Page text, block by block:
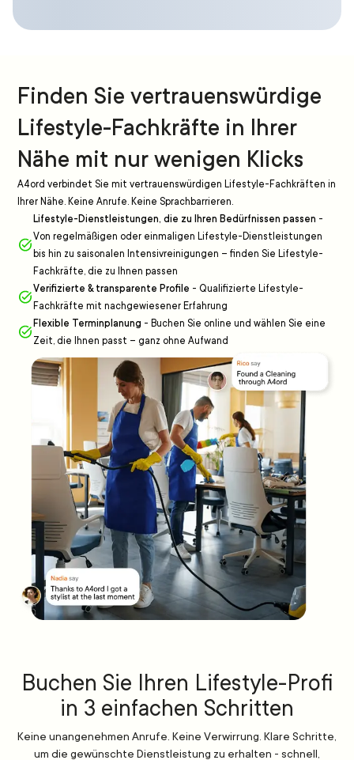
Finden Sie vertrauenswürdige
Lifestyle-Fachkräfte in Ihrer
Nähe mit nur wenigen Klicks
A4ord verbindet Sie mit vertrauenswürdigen Lifestyle-Fachkräften in
Ihrer Nähe. Keine Anrufe. Keine Sprachbarrieren.
Lifestyle-Dienstleistungen, die zu Ihren Bedürfnissen passen -
Von regelmäßigen oder einmaligen Lifestyle-Dienstleistungen
bis hin zu saisonalen Intensivreinigungen – finden Sie Lifestyle-
Fachkräfte, die zu Ihnen passen
Verifizierte & transparente Profile - Qualifizierte Lifestyle-
Fachkräfte mit nachgewiesener Erfahrung
Flexible Terminplanung - Buchen Sie online und wählen Sie eine
Zeit, die Ihnen passt – ganz ohne Aufwand
Buchen Sie Ihren Lifestyle-Profi
in 3 einfachen Schritten
Keine unangenehmen Anrufe. Keine Verwirrung. Klare Schritte,
um die gewünschte Dienstleistung zu erhalten - schnell,